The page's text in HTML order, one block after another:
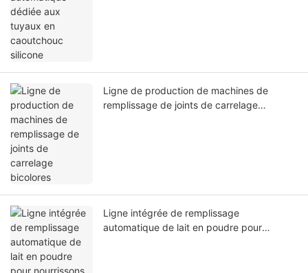
Ligne de production de machines de
remplissage de joints de carrelage
Ligne intégrée de remplissage
automatique de lait en poudre pour